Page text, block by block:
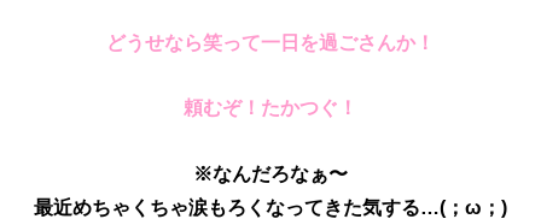
どうせなら笑って一日を過ごさんか！
頼むぞ！たかつぐ！
※なんだろなぁ〜
最近めちゃくちゃ涙もろくなってきた気する…(；ω；)